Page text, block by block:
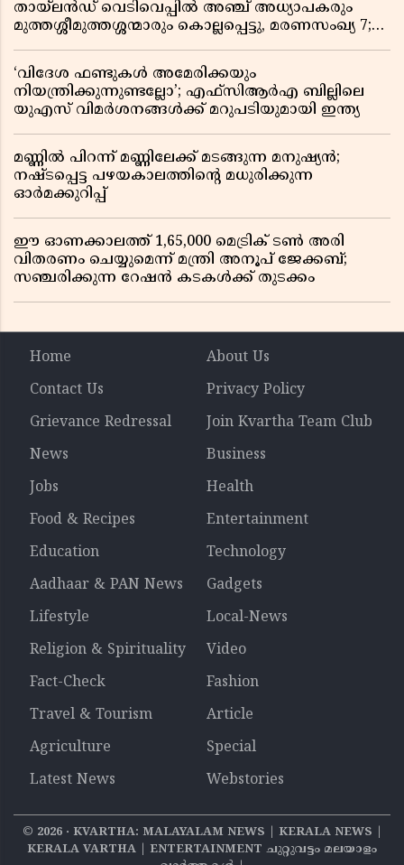
തായ്‌ലൻഡ് വെടിവെപ്പിൽ അഞ്ച് അധ്യാപകരും
മുത്തശ്ശീമുത്തശ്ശന്മാരും കൊല്ലപ്പെട്ടു, മരണസംഖ്യ 7;
‘വിദേശ ഫണ്ടുകൾ അമേരിക്കയും
നിയന്ത്രിക്കുന്നുണ്ടല്ലോ’; എഫ്സിആർഎ ബില്ലിലെ
യുഎസ് വിമർശനങ്ങൾക്ക് മറുപടിയുമായി ഇന്ത്യ
മണ്ണിൽ പിറന്ന് മണ്ണിലേക്ക് മടങ്ങുന്ന മനുഷ്യൻ;
നഷ്ടപ്പെട്ട പഴയകാലത്തിൻ്റെ മധുരിക്കുന്ന
ഓർമക്കുറിപ്പ്
ഈ ഓണക്കാലത്ത് 1,65,000 മെട്രിക് ടൺ അരി
വിതരണം ചെയ്യുമെന്ന് മന്ത്രി അനൂപ് ജേക്കബ്;
സഞ്ചരിക്കുന്ന റേഷൻ കടകൾക്ക് തുടക്കം
Home
About Us
Contact Us
Privacy Policy
Grievance Redressal
Join Kvartha Team Club
News
Business
Jobs
Health
Food & Recipes
Entertainment
Education
Technology
Aadhaar & PAN News
Gadgets
Lifestyle
Local-News
Religion & Spirituality
Video
Fact-Check
Fashion
Travel & Tourism
Article
Agriculture
Special
Latest News
Webstories
© 2026‧ KVARTHA: MALAYALAM NEWS | KERALA NEWS |
KERALA VARTHA | ENTERTAINMENT ചുറ്റുവട്ടം മലയാളം